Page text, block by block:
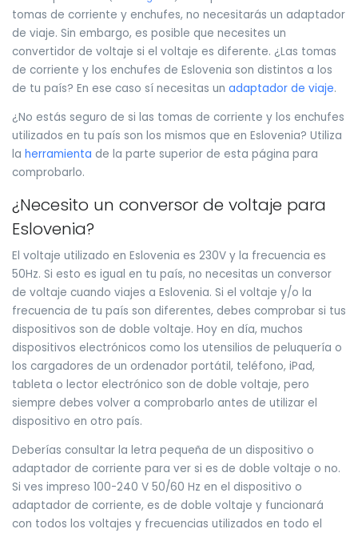
tomas de corriente y enchufes, no necesitarás un adaptador
de viaje. Sin embargo, es posible que necesites un
convertidor de voltaje si el voltaje es diferente. ¿Las tomas
de corriente y los enchufes de Eslovenia son distintos a los
de tu país? En ese caso sí necesitas un adaptador de viaje.
¿No estás seguro de si las tomas de corriente y los enchufes
utilizados en tu país son los mismos que en Eslovenia? Utiliza
la herramienta de la parte superior de esta página para
comprobarlo.
¿Necesito un conversor de voltaje para
Eslovenia?
El voltaje utilizado en Eslovenia es 230V y la frecuencia es
50Hz. Si esto es igual en tu país, no necesitas un conversor
de voltaje cuando viajes a Eslovenia. Si el voltaje y/o la
frecuencia de tu país son diferentes, debes comprobar si tus
dispositivos son de doble voltaje. Hoy en día, muchos
dispositivos electrónicos como los utensilios de peluquería o
los cargadores de un ordenador portátil, teléfono, iPad,
tableta o lector electrónico son de doble voltaje, pero
siempre debes volver a comprobarlo antes de utilizar el
dispositivo en otro país.
Deberías consultar la letra pequeña de un dispositivo o
adaptador de corriente para ver si es de doble voltaje o no.
Si ves impreso 100-240 V 50/60 Hz en el dispositivo o
adaptador de corriente, es de doble voltaje y funcionará
con todos los voltajes y frecuencias utilizados en todo el